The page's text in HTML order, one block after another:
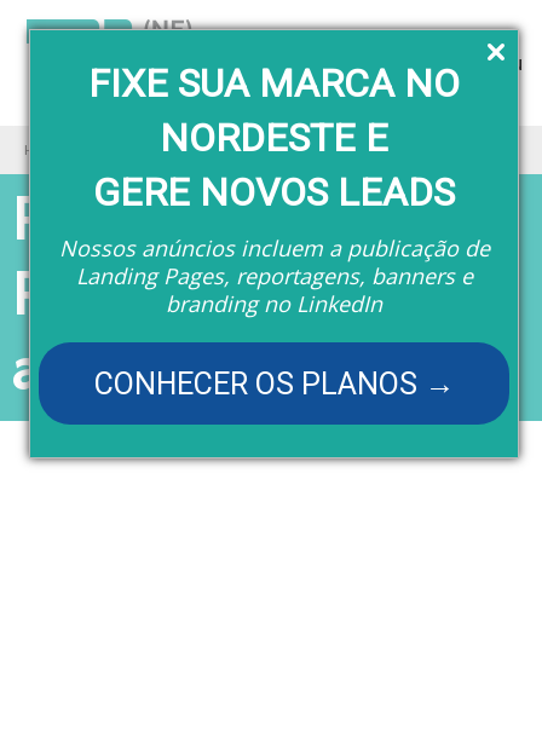
FIXE SUA MARCA NO
NORDESTE E
GERE NOVOS LEADS
Nossos anúncios incluem a publicação de
Landing Pages, reportagens, banners e
branding no LinkedIn
CONHECER OS PLANOS →
Menu
Home Revista TI (NE) - Realidade aumentada
Revista TI (NE) -
Realidade
aumentada